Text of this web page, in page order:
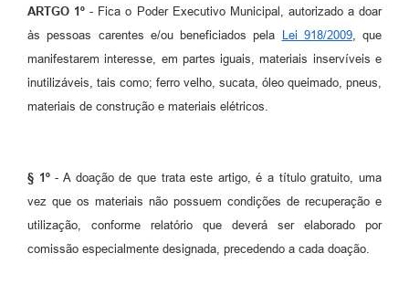
Contas Públicas
Diário Oficial
Junta Militar
Legislação
PPA
Nota Fiscal Eletrônica
e-SIC
ARTGO 1º - Fica o Poder Executivo Municipal, autorizado a doar
às pessoas carentes e/ou beneficiados pela
Lei 918/2009, que
manifestarem interesse, em partes iguais, materiais inservíveis e
inutilizáveis, tais como; ferro velho, sucata, óleo queimado, pneus,
materiais de construção e materiais elétricos.
§ 1º- A doação de que trata este artigo, é a título gratuito, uma
vez que os materiais não possuem condições de recuperação e
utilização, conforme relatório que deverá ser elaborado por
comissão especialmente designada, precedendo a cada doação.